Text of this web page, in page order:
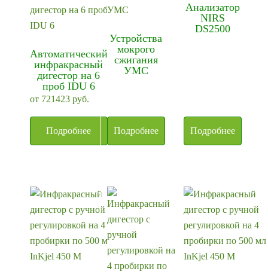
Автоматический
инфракрасный
дигестор на 6
проб IDU 6
от 721423руб.
Подробнее
Устройства
мокрого
сжигания
УМС
Подробнее
Анализатор
NIRS
DS2500
Подробнее